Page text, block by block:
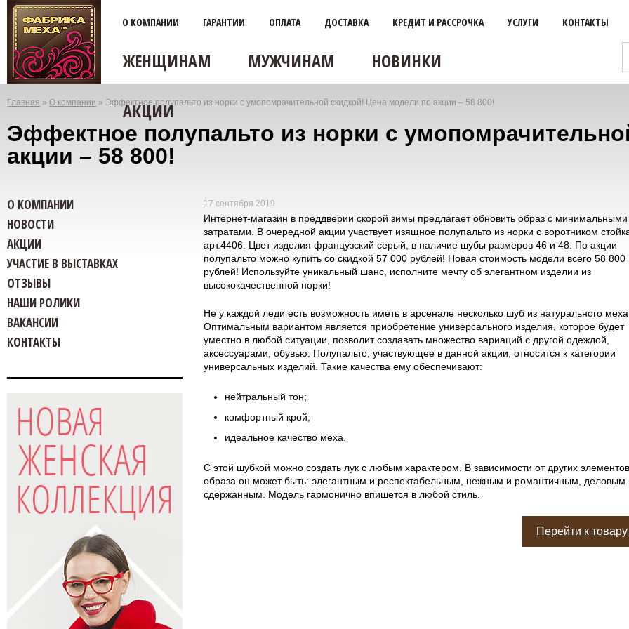
О КОМПАНИИ ГАРАНТИИ ОПЛАТА ДОСТАВКА КРЕДИТ И РАССРОЧКА УСЛУГИ КОНТАКТЫ
ЖЕНЩИНАМ МУЖЧИНАМ НОВИНКИ
АКЦИИ
Вы
здесь
Главная » О компании » Эффектное полупальто из норки с умопомрачительной скидкой! Цена модели по акции – 58 800!
Эффектное полупальто из норки с
акции – 58 800!
17 сентября 2019
Интернет-магазин в преддверии скорой зимы предлагает обновить образ с минимальными
затратами. В очередной акции участвует изящное полупальто из норки с воротником
арт.4406. Цвет изделия французский серый, в наличие шубы размеров 46 и 48. По акции
полупальто можно купить со скидкой 57 000 рублей! Новая стоимость модели всего 58 800
рублей! Используйте уникальный шанс, исполните мечту об элегантном изделии из
высококачественной норки!
Не у каждой леди есть возможность иметь в арсенале несколько шуб из натурального
Оптимальным вариантом является приобретение универсального изделия, которое будет
уместно в любой ситуации, позволит создавать множество вариаций с другой одеждой,
аксессуарами, обувью. Полупальто, участвующее в данной акции, относится к категории
универсальных изделий. Такие качества ему обеспечивают:
нейтральный тон;
комфортный крой;
идеальное качество меха.
С этой шубкой можно создать лук с любым характером. В зависимости от других элементов
образа он может быть: элегантным и респектабельным, нежным и романтичным, деловым
сдержанным. Модель гармонично впишется в любой стиль.
Перейти к товару
О КОМПАНИИ
НОВОСТИ
АКЦИИ
УЧАСТИЕ В ВЫСТАВКАХ
ОТЗЫВЫ
НАШИ РОЛИКИ
ВАКАНСИИ
КОНТАКТЫ